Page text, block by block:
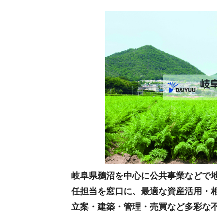
岐阜県鵜沼を中心に公共事業などで
任担当を窓口に、最適な資産活用・
立案・建築・管理・売買など多彩な